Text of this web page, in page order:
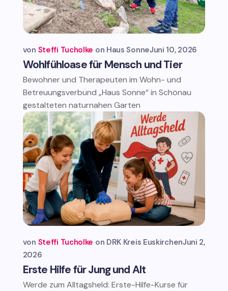
Wohlfühloase für Mensch und Tier
von Steffi Tucholke Haus SonneJuni 10, 2026
Bewohner und Therapeuten im Wohn- und
Betreuungsverbund „Haus Sonne“ in Schönau
gestalteten naturnahen Garten
Erste Hilfe für Jung und Alt
von Steffi Tucholke DRK Kreis EuskirchenJuni 2,
2026
Werde zum Alltagsheld: Erste-Hilfe-Kurse für